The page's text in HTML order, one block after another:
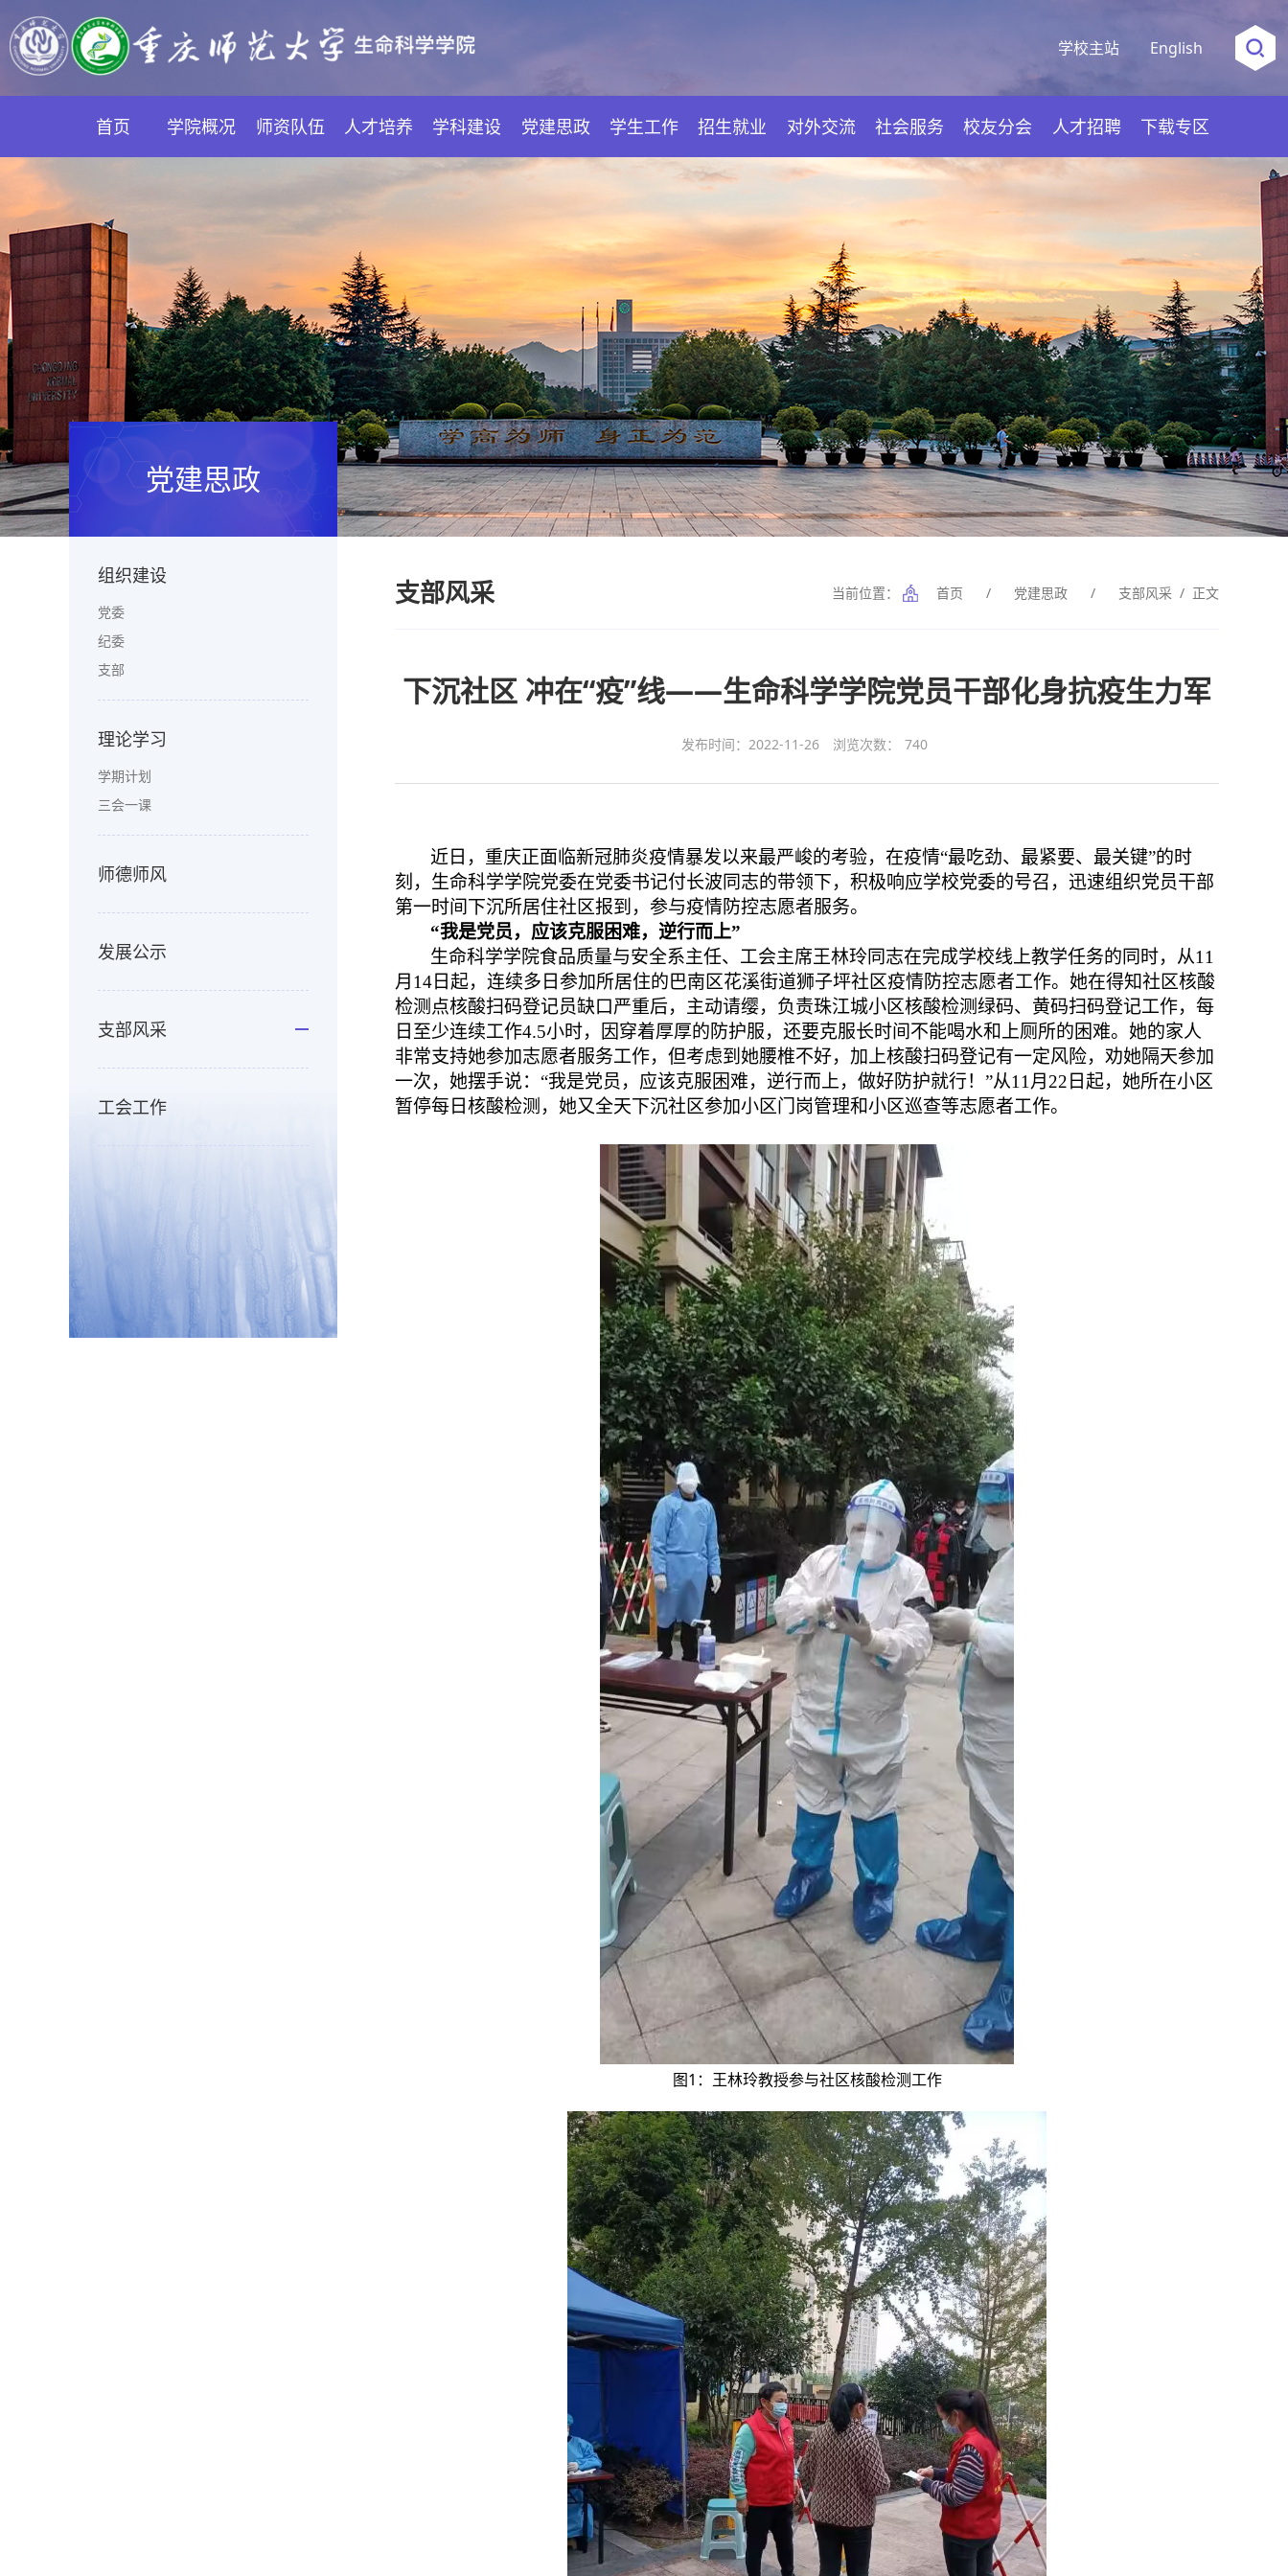
学校主站 English
首页 学院概况 师资队伍 人才培养 学科建设 党建思政 学生工作 招生就业 对外交流 社会服务 校友分会 人才招聘 下载专区
党建思政
组织建设
党委
纪委
支部
理论学习
学期计划
三会一课
师德师风
发展公示
支部风采
工会工作
支部风采 当前位置： 首页 / 党建思政 / 支部风采 / 正文
下沉社区 冲在“疫”线——生命科学学院党员干部化身抗疫生力军
发布时间：2022-11-26 浏览次数： 740
近日，重庆正面临新冠肺炎疫情暴发以来最严峻的考验，在疫情“最吃劲、最紧要、最关键”的时
刻，生命科学学院党委在党委书记付长波同志的带领下，积极响应学校党委的号召，迅速组织党员干部
第一时间下沉所居住社区报到，参与疫情防控志愿者服务。
“我是党员，应该克服困难，逆行而上”
生命科学学院食品质量与安全系主任、工会主席王林玲同志在完成学校线上教学任务的同时，从11
月 14日起，连续多日参加所居住的巴南区花溪街道狮子坪社区疫情防控志愿者工作。她在得知社区核酸
检测点核酸扫码登记员缺口严重后，主动请缨，负责珠江城小区核酸检测绿码、黄码扫码登记工作，每
日至少连续工作4.5小时，因穿着厚厚的防护服，还要克服长时间不能喝水和上厕所的困难。她的家人
非常支持她参加志愿者服务工作，但考虑到她腰椎不好，加上核酸扫码登记有一定风险，劝她隔天参加
一次，她摆手说：“我是党员，应该克服困难，逆行而上，做好防护就行！”从11 月 22 日起，她所在小区
暂停每日核酸检测，她又全天下沉社区参加小区门岗管理和小区巡查等志愿者工作。
图1：王林玲教授参与社区核酸检测工作